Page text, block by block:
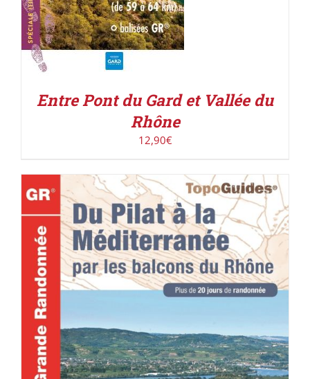
Entre Pont du Gard et Vallée du
Rhône
12,90€